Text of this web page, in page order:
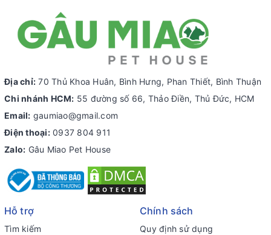
Địa chỉ: 70 Thủ Khoa Huân, Bình Hưng, Phan Thiết, Bình Thuận
Chi nhánh HCM: 55 đường số 66, Thảo Điền, Thủ Đức, HCM
Email: gaumiao@gmail.com
Điện thoại: 0937 804 911
Zalo: Gâu Miao Pet House
Hỗ trợ
Tìm kiếm
Chính sách
Quy định sử dụng